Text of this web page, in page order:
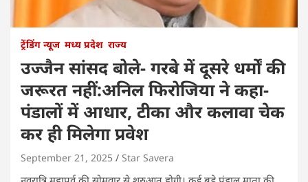
ट्रेंडिंग न्यूज मध्य प्रदेश राज्य
उज्जैन सांसद बोले- गरबे में दूसरे धर्मों की
जरूरत नहीं:अनिल फिरोजिया ने कहा-
पंडालों में आधार, टीका और कलावा चेक
कर ही मिलेगा प्रवेश
September 21, 2025 Star Savera